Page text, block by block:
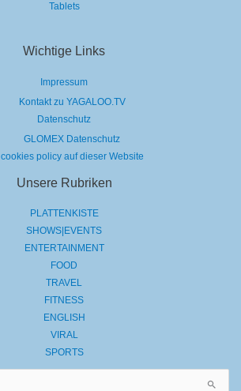
Tablets
Wichtige Links
Impressum
Kontakt zu YAGALOO.TV
Datenschutz
GLOMEX Datenschutz
cookies policy auf dieser Website
Unsere Rubriken
PLATTENKISTE
SHOWS|EVENTS
ENTERTAINMENT
FOOD
TRAVEL
FITNESS
ENGLISH
VIRAL
SPORTS